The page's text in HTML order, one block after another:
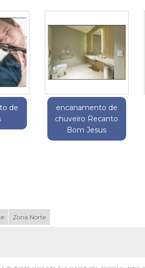
de
encanamento de
chuveiro Recanto
Bom Jesus
Zona Norte